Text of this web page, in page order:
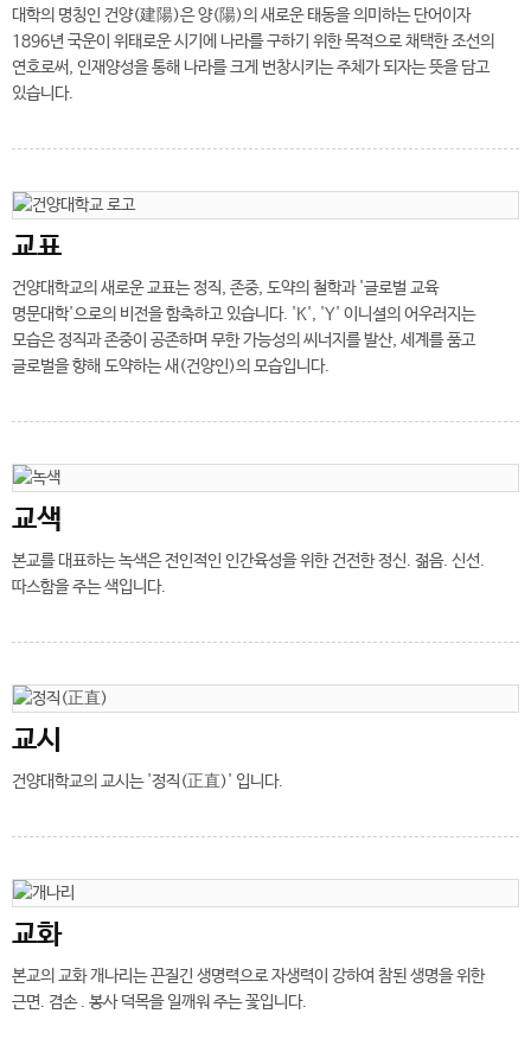
대학의 명칭인 건양(建陽)은 양(陽)의 새로운 태동을 의미하는 단어이자
1896년 국운이 위태로운 시기에 나라를 구하기 위한 목적으로 채택한 조선의
연호로써, 인재양성을 통해 나라를 크게 번창시키는 주체가 되자는 뜻을 담고
있습니다.
교표
건양대학교의 새로운 교표는 정직, 존중, 도약의 철학과 '글로벌 교육
명문대학'으로의 비전을 함축하고 있습니다. 'K', 'Y' 이니셜의 어우러지는
모습은 정직과 존중이 공존하며 무한 가능성의 씨너지를 발산, 세계를 품고
글로벌을 향해 도약하는 새(건양인)의 모습입니다.
교색
본교를 대표하는 녹색은 전인적인 인간육성을 위한 건전한 정신. 젊음. 신선.
따스함을 주는 색입니다.
교시
건양대학교의 교시는 '정직(正直)' 입니다.
교화
본교의 교화 개나리는 끈질긴 생명력으로 자생력이 강하여 참된 생명을 위한
근면. 겸손 . 봉사 덕목을 일깨워 주는 꽃입니다.